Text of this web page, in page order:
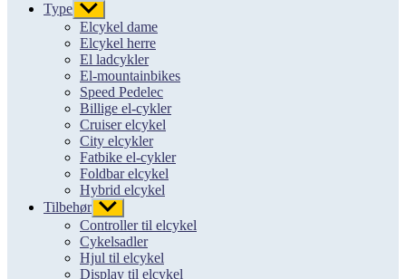
Type Vis
undermenu
Elcykel dame
Elcykel herre
El ladcykler
El-mountainbikes
Speed Pedelec
Billige el-cykler
Cruiser elcykel
City elcykler
Fatbike el-cykler
Foldbar elcykel
Hybrid elcykel
Tilbehør Vis
undermenu
Controller til elcykel
Cykelsadler
Hjul til elcykel
Display til elcykel